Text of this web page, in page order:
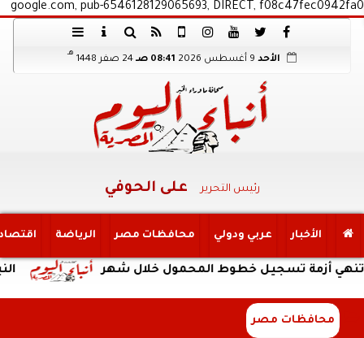
google.com, pub-6546128129065693, DIRECT, f08c47fec0942fa0
الأحد 08:41 صـ 24 صفر 1448
هـ
رئيس التحرير على الحوفي
الأخبار عربي ودولي محافظات مصر الرياضة
النبؤة تسجيل خطوط المحمول خلال شهر
محافظات مصر